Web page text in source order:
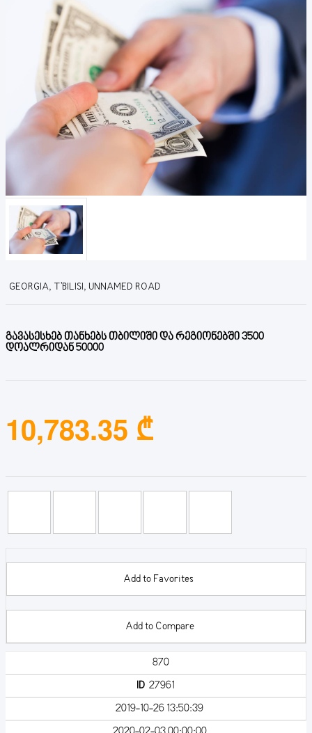
GEORGIA, T'BILISI, UNNAMED ROAD
გავასესხებ თანხებს თბილიში და რეგიონებში 3500
დოალრიდან 50000
10,783.35 ₾
Add to Favorites
Add to Compare
870
ID 27961
2019-10-26 13:50:39